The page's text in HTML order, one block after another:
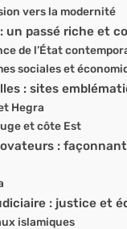
vers la modernité
un passé riche et
de l’État
sociales et
: sites
Hegra
et côte Est
: façonnant
: justice et
islamiques